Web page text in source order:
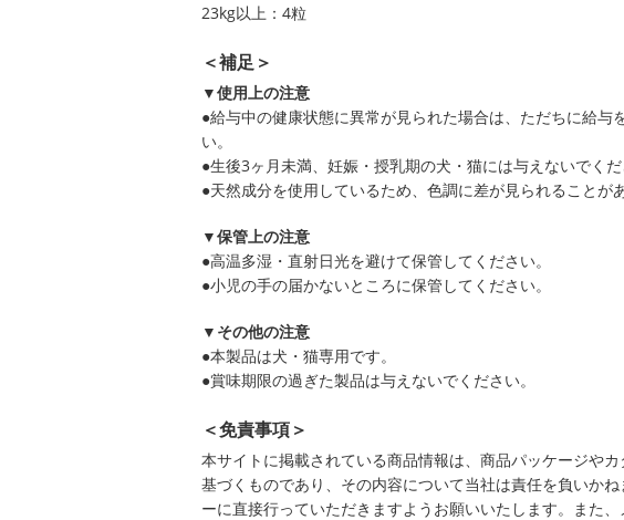
23kg以上：4粒
＜補足＞
▼使用上の注意
●給与中の健康状態に異常が見られた場合は、ただちに給与
い。
●生後3ヶ月未満、妊娠・授乳期の犬・猫には与えないでくだ
●天然成分を使用しているため、色調に差が見られることが
▼保管上の注意
●高温多湿・直射日光を避けて保管してください。
●小児の手の届かないところに保管してください。
▼その他の注意
●本製品は犬・猫専用です。
●賞味期限の過ぎた製品は与えないでください。
＜免責事項＞
本サイトに掲載されている商品情報は、商品パッケージや
基づくものであり、その内容について当社は責任を負いか
ーに直接行っていただきますようお願いいたします。また